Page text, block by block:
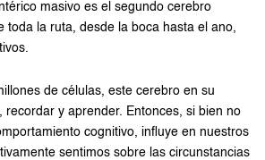
masivo es el segundo cerebro
toda la ruta, desde la boca hasta el ano,
de células, este cerebro en su
recordar y aprender. Entonces, si bien no
cognitivo, influye en nuestros
sentimos sobre las circunstancias